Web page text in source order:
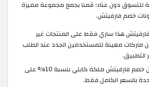
للتسوق دون عناء؛ قمنا بجمع مجموعة مميزة
خصم فارفيتش.
هذا ساري فقط على المنتجات غير
ماركات معينة للمستخدمين الجدد عند الطلب
التطبيق.
يسري كوبون خصم فارفيتش ملكة كابلي بنسبة 10% على
بالسعر الكامل فقط.